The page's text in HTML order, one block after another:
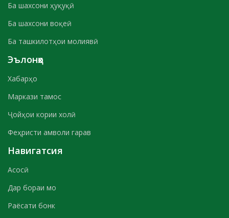
Ба шахсони ҳуқуқӣ
Ба шахсони воқеӣ
Ба ташкилотҳои молиявӣ
Эълонҳо
Хабарҳо
Маркази тамос
Ҷойҳои кории холӣ
Феҳристи амволи гарав
Навигатсия
Асосӣ
Дар бораи мо
Раёсати бонк